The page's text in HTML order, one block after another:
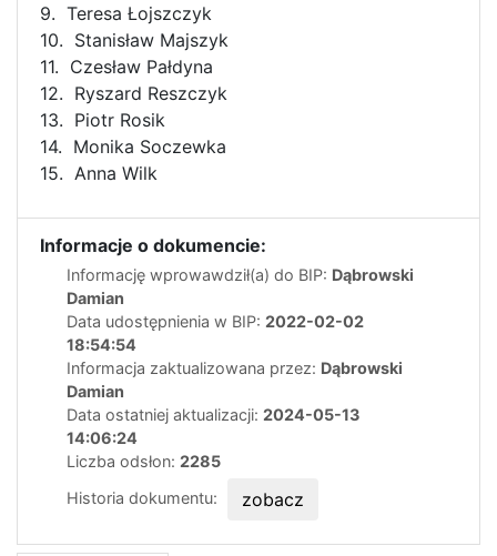
9. Teresa Łojszczyk
10. Stanisław Majszyk
11. Czesław Pałdyna
12. Ryszard Reszczyk
13. Piotr Rosik
14. Monika Soczewka
15. Anna Wilk
Informacje o dokumencie:
Informację wprowawdził(a) do BIP: Dąbrowski
Damian
Data udostępnienia w BIP: 2022-02-02
18:54:54
Informacja zaktualizowana przez: Dąbrowski
Damian
Data ostatniej aktualizacji: 2024-05-13
14:06:24
Liczba odsłon: 2285
Historia dokumentu:
zobacz